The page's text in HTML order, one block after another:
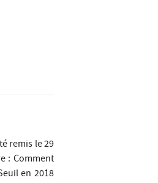
remis le 29
: Comment
en 2018